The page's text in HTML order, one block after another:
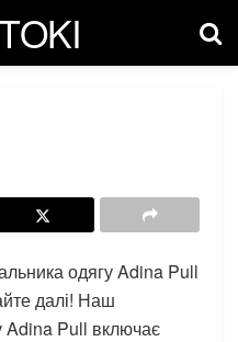
одягу Adina Pull
далі! Наш
Adina Pull включає